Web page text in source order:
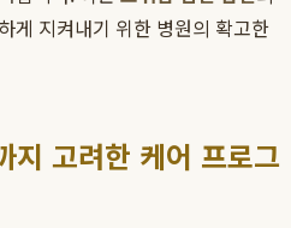
게 지켜내기 위한 병원의 확고한
지 고려한 케어 프로그